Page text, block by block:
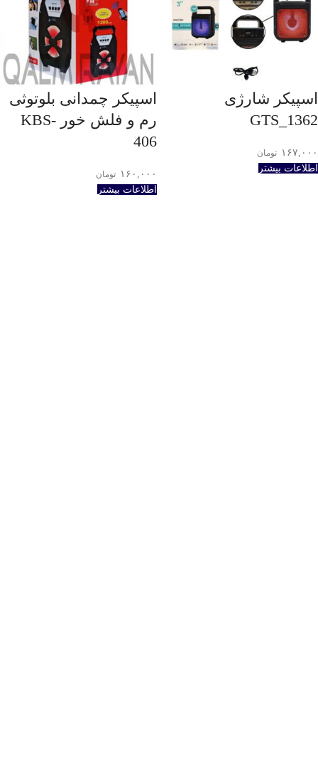
اسپیکر شارژی
GTS_1362
۱۶۷,۰۰۰ تومان
اطلاعات بیشتر
اسپیکر چمدانی بلوتوثی
رم و فلش خور KBS-
406
۱۶۰,۰۰۰ تومان
اطلاعات بیشتر